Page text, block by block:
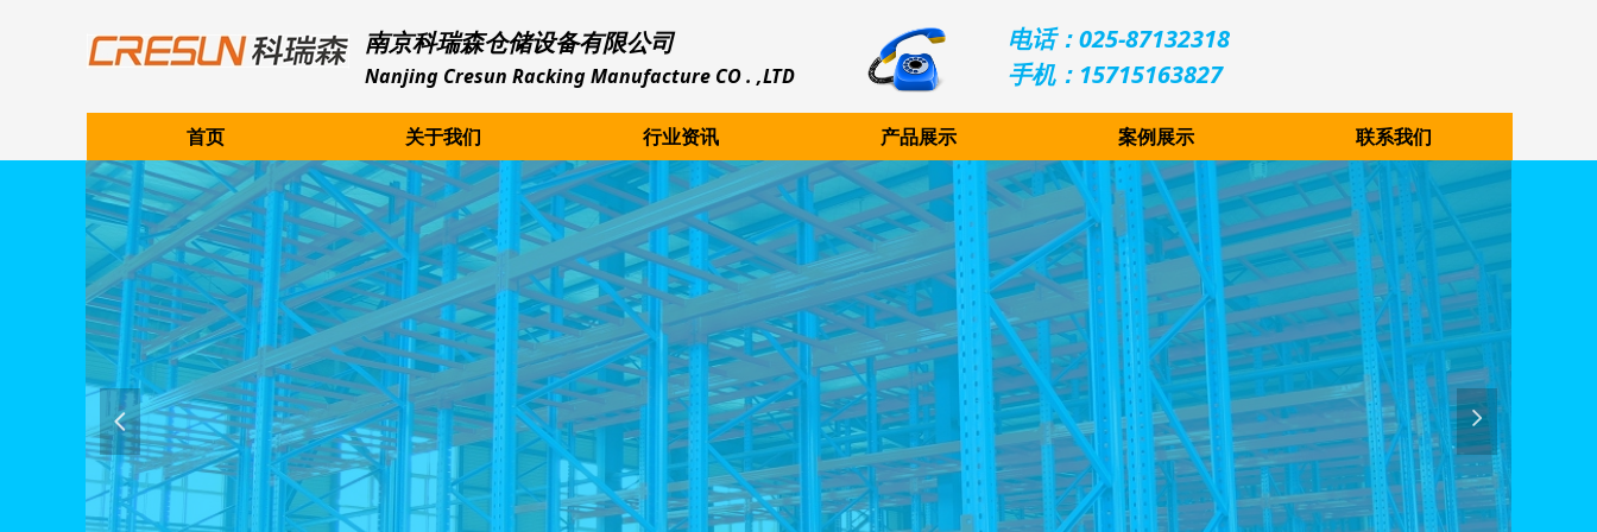
넳 넲
南京科瑞森仓储设备有限公司
Nanjing Cresun Racking Manufacture CO . ,LTD
电话：025-87132318
手机：15715163827
首页 关于我们 行业资讯 产品展示 案例展示 联系我们